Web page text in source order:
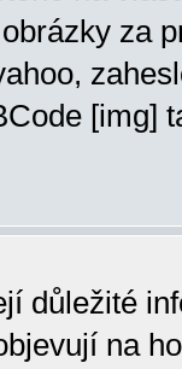
za
[img]
důležité
na